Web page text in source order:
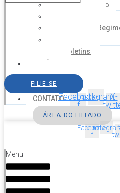
Coordenação
Estatuto e
Boletins
SERVIÇOS
AGENDA
CONTATO
FILIE-SE
Facebook-
f
InstagramX-
ÁREA DO FILIADO
Facebook-
f
Menu